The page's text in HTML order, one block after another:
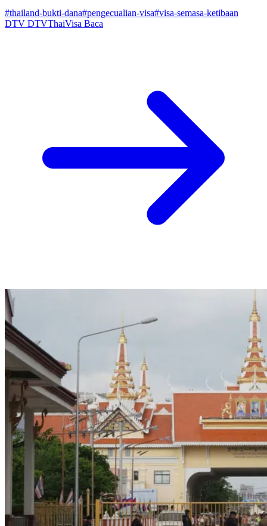
#thailand-bukti-dana#pengecualian-visa#visa-semasa-ketibaan
DTV DTVThaiVisa Baca